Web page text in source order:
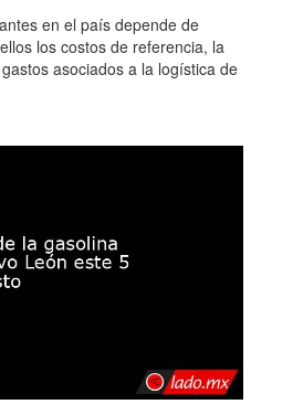
en el país depende de
los costos de referencia, la
asociados a la logística de